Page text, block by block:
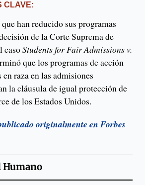
CLAVE:
han reducido sus programas
de la Corte Suprema de
casoStudents for Fair Admissions v.
que los programas de acción
raza en las admisiones
la cláusula de igual protección de
de los Estados Unidos.
originalmente en Forbes
Humano